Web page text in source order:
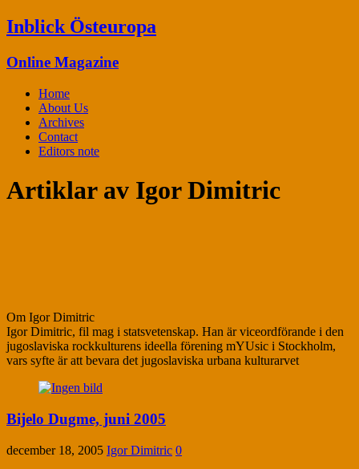
Inblick Östeuropa
Online Magazine
Home
About Us
Archives
Contact
Editors note
Artiklar av Igor Dimitric
Om Igor Dimitric
Igor Dimitric, fil mag i statsvetenskap. Han är viceordförande i den
jugoslaviska rockkulturens ideella förening mYUsic i Stockholm,
vars syfte är att bevara det jugoslaviska urbana kulturarvet
Bijelo Dugme, juni 2005
december 18, 2005 Igor Dimitric 0